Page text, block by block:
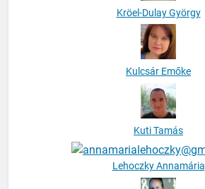
Kröel-Dulay György
Kulcsár Emőke
Kuti Tamás
Lehoczky Annamária